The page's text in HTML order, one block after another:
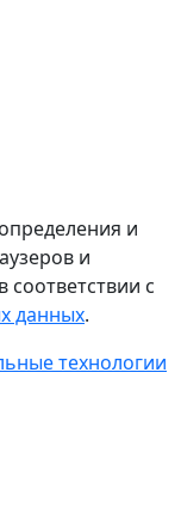
и
и
соответствии с
данных.
технологии